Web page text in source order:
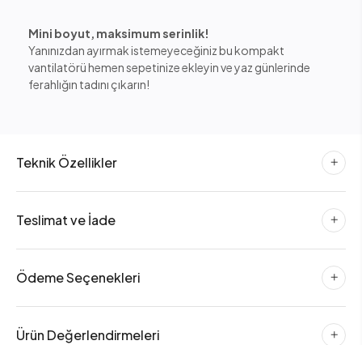
Mini boyut, maksimum serinlik!
Yanınızdan ayırmak istemeyeceğiniz bu kompakt
vantilatörü hemen sepetinize ekleyin ve yaz günlerinde
ferahlığın tadını çıkarın!
Teknik Özellikler
Teslimat ve İade
Ödeme Seçenekleri
Ürün Değerlendirmeleri